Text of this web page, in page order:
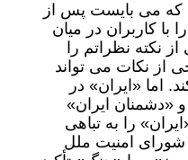
که می بایست پس از
با کاربران در میان
نکته نظراتم را
از نکات می تواند
اما «ایران» در
«دشمنان ایران»
را به تباهی
شورای امنیت ملل